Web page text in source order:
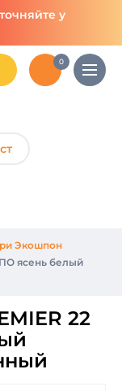
у
0
Экошпон
ПО ясень белый
22